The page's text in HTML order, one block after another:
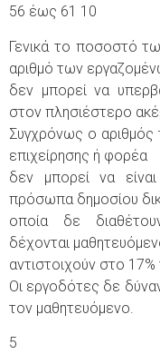
56 έως 61 10
Γενικά το ποσοστό
αριθμό των
δεν μπορεί να
στον πλησιέστερο
Συγχρόνως ο
επιχείρησης ή φορέα
δεν μπορεί να
πρόσωπα δημοσίου
οποία δε
δέχονται
αντιστοιχούν στο
Οι εργοδότες δε
τον μαθητευόμενο.
5